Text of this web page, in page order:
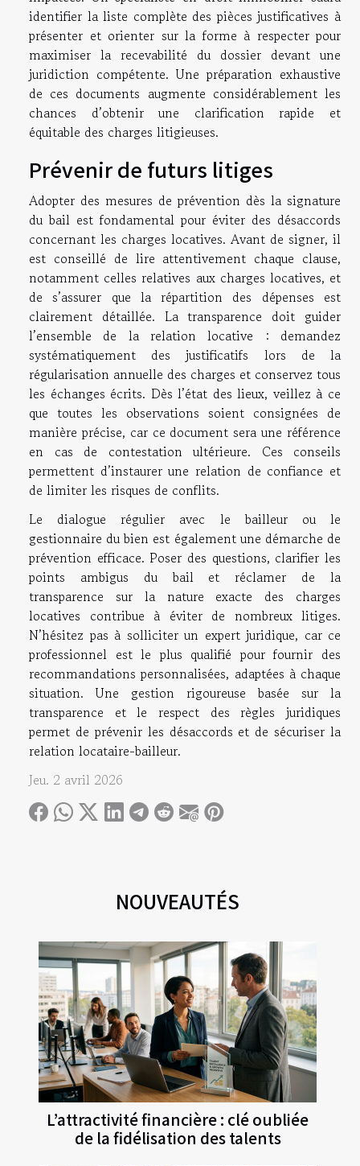
NOUVEAUTÉS
L’attractivité financière : clé oubliée
de la fidélisation des talents
identifier la liste complète des pièces justificatives à
présenter et orienter sur la forme à respecter pour
maximiser la recevabilité du dossier devant une
juridiction compétente. Une préparation exhaustive
de ces documents augmente considérablement les
chances d’obtenir une clarification rapide et
équitable des charges litigieuses.
Prévenir de futurs litiges
Adopter des mesures de prévention dès la signature
du bail est fondamental pour éviter des désaccords
concernant les charges locatives. Avant de signer, il
est conseillé de lire attentivement chaque clause,
notamment celles relatives aux charges locatives, et
de s’assurer que la répartition des dépenses est
clairement détaillée. La transparence doit guider
l’ensemble de la relation locative : demandez
systématiquement des justificatifs lors de la
régularisation annuelle des charges et conservez tous
les échanges écrits. Dès l’état des lieux, veillez à ce
que toutes les observations soient consignées de
manière précise, car ce document sera une référence
en cas de contestation ultérieure. Ces conseils
permettent d’instaurer une relation de confiance et
de limiter les risques de conflits.
Le dialogue régulier avec le bailleur ou le
gestionnaire du bien est également une démarche de
prévention efficace. Poser des questions, clarifier les
points ambigus du bail et réclamer de la
transparence sur la nature exacte des charges
locatives contribue à éviter de nombreux litiges.
N’hésitez pas à solliciter un expert juridique, car ce
professionnel est le plus qualifié pour fournir des
recommandations personnalisées, adaptées à chaque
situation. Une gestion rigoureuse basée sur la
transparence et le respect des règles juridiques
permet de prévenir les désaccords et de sécuriser la
relation locataire-bailleur.
Jeu. 2 avril 2026